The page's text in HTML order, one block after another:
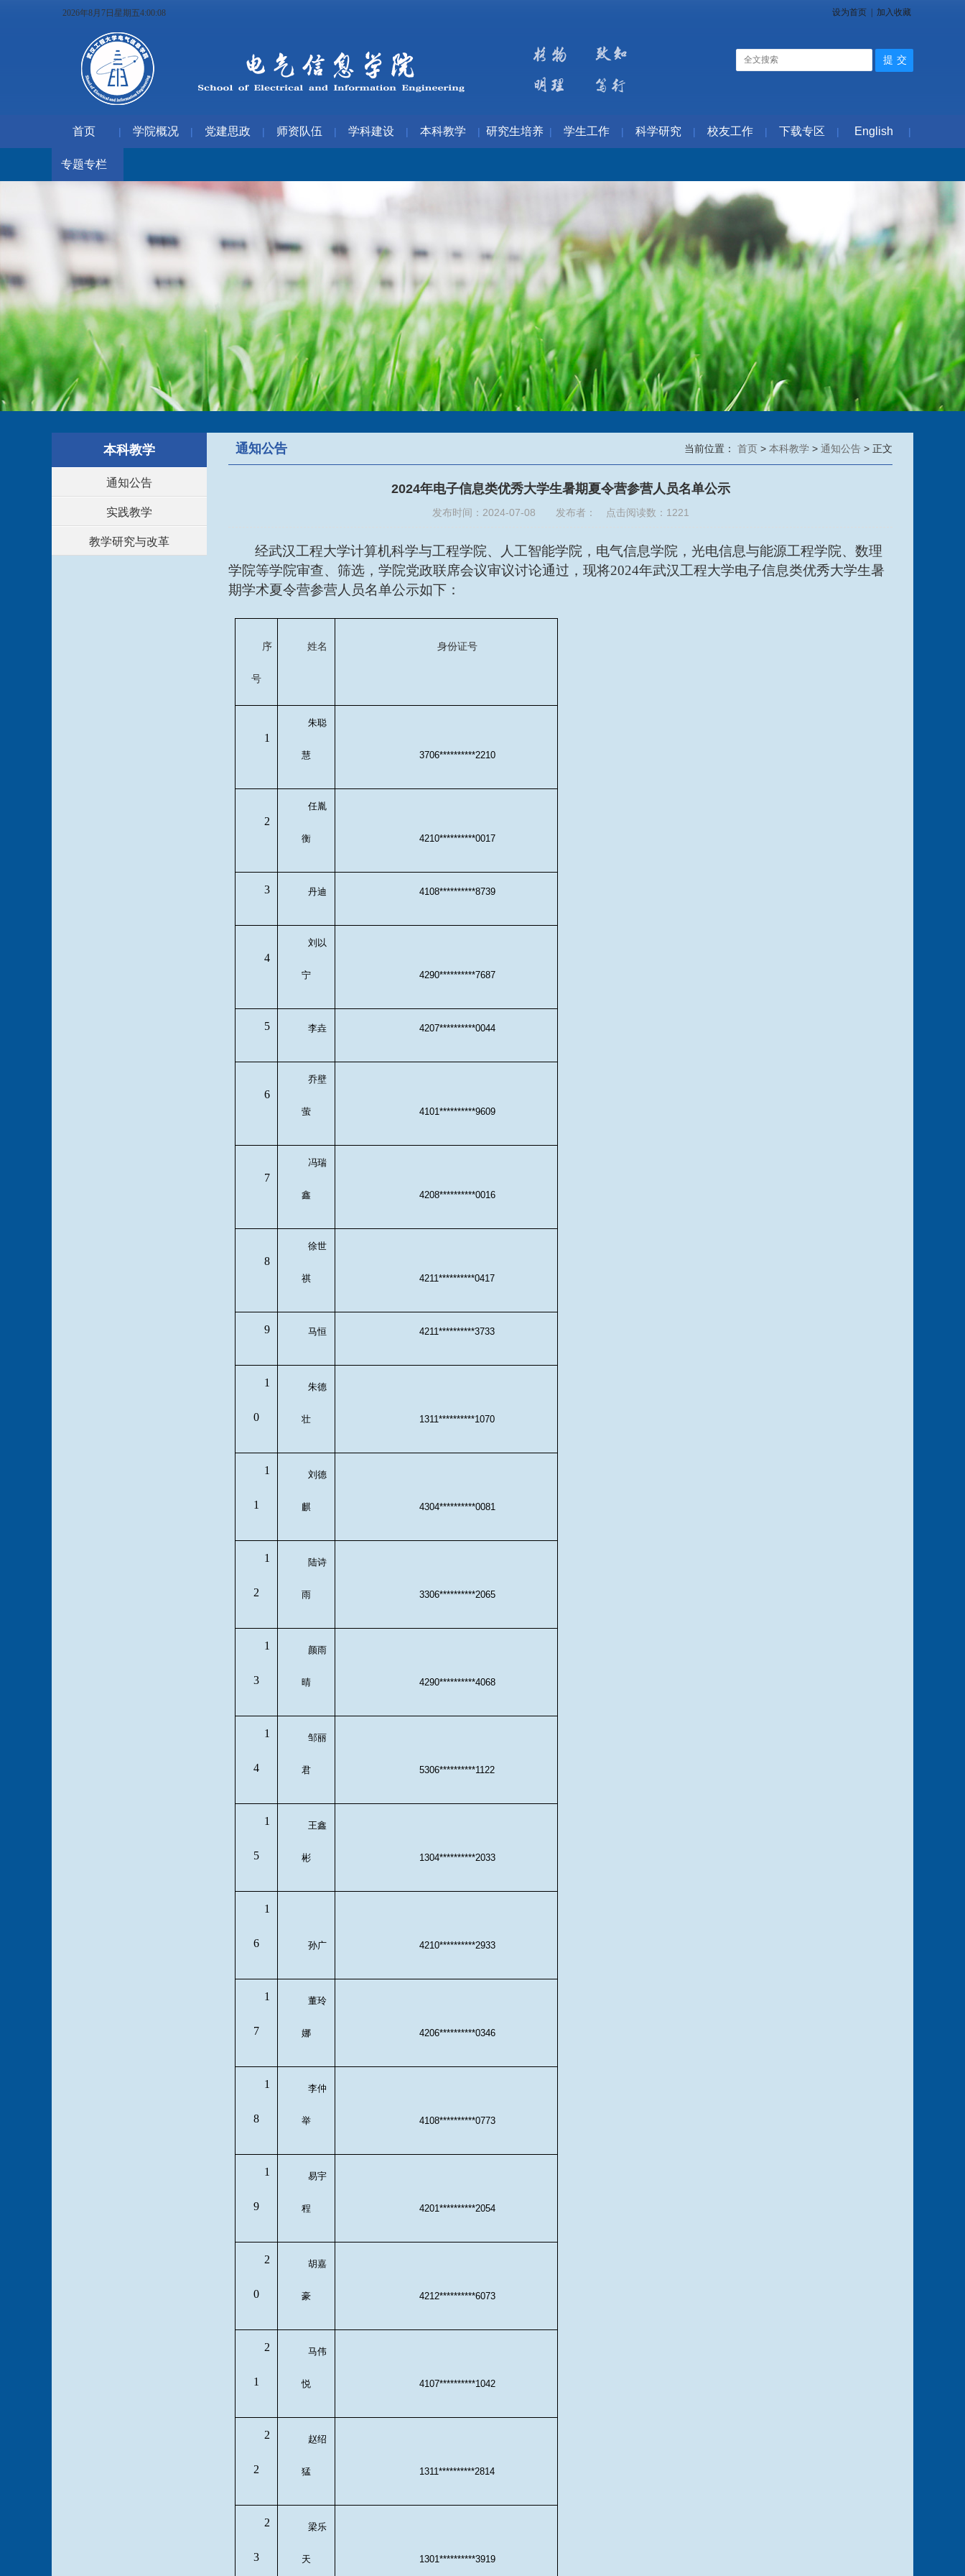
2026年8月7日星期五4:00:10 设为首页 加入收藏
首页 | 学院概况 | 党建思政 | 师资队伍 | 学科建设 | 本科教学 | 研究生培养 | 学生工作 | 科学研究 | 校友工作 | 下载专区 | English |
专题专栏
本科教学
通知公告
实践教学
教学研究与改革
通知公告 当前位置： 首页 > 本科教学 > 通知公告 > 正文
2024年电子信息类优秀大学生暑期夏令营参营人员名单公示
发布时间：2024-07-08 发布者： 点击阅读数： 1221
经武汉工程大学计算机科学与工程学院、人工智能学院，电气信息学院，光电信息与能源工程学院、数理
学院等学院审查、筛选，学院党政联席会议审议讨论通过，现将2024年武汉工程大学电子信息类优秀大学生暑
期学术夏令营参营人员名单公示如下：
序
号
姓名 身份证号
1
朱聪
慧 3706**********2210
2
任胤
衡 4210**********0017
3 丹迪 4108**********8739
4
刘以
宁 4290**********7687
5 李垚 4207**********0044
6
乔壁
萤 4101**********9609
7
冯瑞
鑫 4208**********0016
8
徐世
祺 4211**********0417
9 马恒 4211**********3733
1
0
朱德
壮 1311**********1070
1
1
刘德
麒 4304**********0081
1
2
陆诗
雨 3306**********2065
1
3
颜雨
晴 4290**********4068
1
4
邹丽
君 5306**********1122
1
5
王鑫
彬 1304**********2033
1
6 孙广 4210**********2933
1
7
董玲
娜 4206**********0346
1
8
李仲
举 4108**********0773
1
9
易宇
程 4201**********2054
2
0
胡嘉
豪 4212**********6073
2
1
马伟
悦 4107**********1042
2
2
赵绍
猛 1311**********2814
2
3
梁乐
天 1301**********3919